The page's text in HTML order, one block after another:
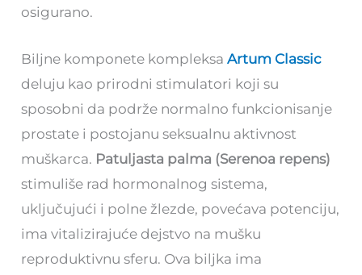
osigurano.
Biljne komponete kompleksaArtum Classic
deluju kao prirodni stimulatori koji su
sposobni da podrže normalno funkcionisanje
prostate i postojanu seksualnu aktivnost
muškarca. Patuljasta palma (Serenoa repens)
stimuliše rad hormonalnog sistema,
uključujući i polne žlezde, povećava potenciju,
ima vitalizirajuće dejstvo na mušku
reproduktivnu sferu. Ova biljka ima